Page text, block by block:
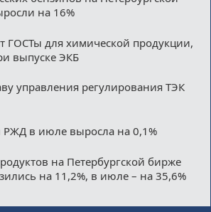
на 16%
ГОСТы для химической продукции,
выпуске ЭКБ
управления регулирования ТЭК
РЖД в июле выросла на 0,1%
на Петербургской бирже
на 11,2%, в июле – на 35,6%